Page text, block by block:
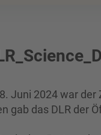
Juni 2024 war
gab das DLR der